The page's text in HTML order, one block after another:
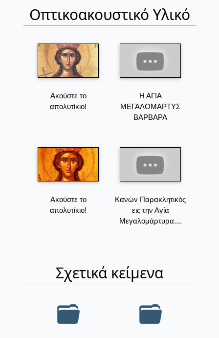
Οπτικοακουστικό Υλικό
Ακούστε το
απολυτίκιο!
Η ΑΓΙΑ
ΜΕΓΑΛΟΜΑΡΤΥΣ
ΒΑΡΒΑΡΑ
Ακούστε το
απολυτίκιο!
Κανών Παρακλητικός
εις την Αγία
Μεγαλομάρτυρα....
Σχετικά κείμενα